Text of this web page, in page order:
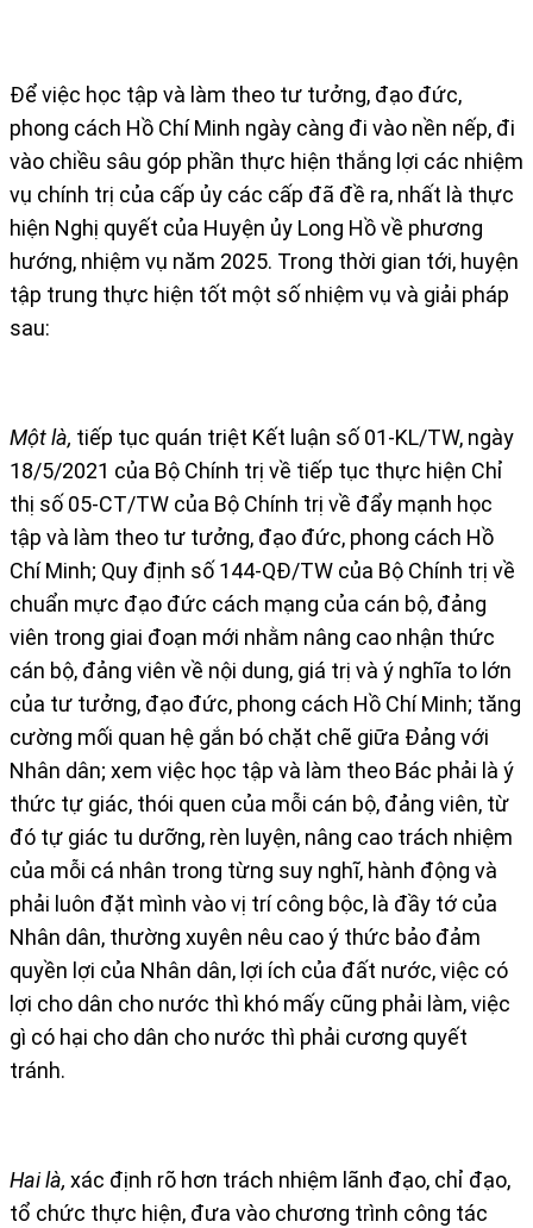
Để việc học tập và làm theo tư tưởng, đạo đức,
phong cách Hồ Chí Minh ngày càng đi vào nền nếp, đi
vào chiều sâu góp phần thực hiện thắng lợi các nhiệm
vụ chính trị của cấp ủy các cấp đã đề ra, nhất là thực
hiện Nghị quyết của Huyện ủy Long Hồ về phương
hướng, nhiệm vụ năm 2025. Trong thời gian tới, huyện
tập trung thực hiện tốt một số nhiệm vụ và giải pháp
sau:
Một là, tiếp tục quán triệt Kết luận số 01-KL/TW, ngày
18/5/2021 của Bộ Chính trị về tiếp tục thực hiện Chỉ
thị số 05-CT/TW của Bộ Chính trị về đẩy mạnh học
tập và làm theo tư tưởng, đạo đức, phong cách Hồ
Chí Minh; Quy định số 144-QĐ/TW của Bộ Chính trị về
chuẩn mực đạo đức cách mạng của cán bộ, đảng
viên trong giai đoạn mới nhằm nâng cao nhận thức
cán bộ, đảng viên về nội dung, giá trị và ý nghĩa to lớn
của tư tưởng, đạo đức, phong cách Hồ Chí Minh; tăng
cường mối quan hệ gắn bó chặt chẽ giữa Đảng với
Nhân dân; xem việc học tập và làm theo Bác phải là ý
thức tự giác, thói quen của mỗi cán bộ, đảng viên, từ
đó tự giác tu dưỡng, rèn luyện, nâng cao trách nhiệm
của mỗi cá nhân trong từng suy nghĩ, hành động và
phải luôn đặt mình vào vị trí công bộc, là đầy tớ của
Nhân dân, thường xuyên nêu cao ý thức bảo đảm
quyền lợi của Nhân dân, lợi ích của đất nước, việc có
lợi cho dân cho nước thì khó mấy cũng phải làm, việc
gì có hại cho dân cho nước thì phải cương quyết
tránh.
Hai là, xác định rõ hơn trách nhiệm lãnh đạo, chỉ đạo,
tổ chức thực hiện, đưa vào chương trình công tác